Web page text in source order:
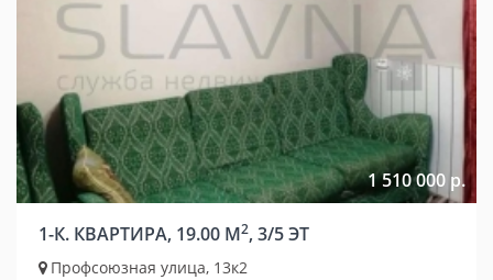
1 510 000 р.
1-К. КВАРТИРА, 19.00 М2, 3/5 ЭТ
Профсоюзная улица, 13к2